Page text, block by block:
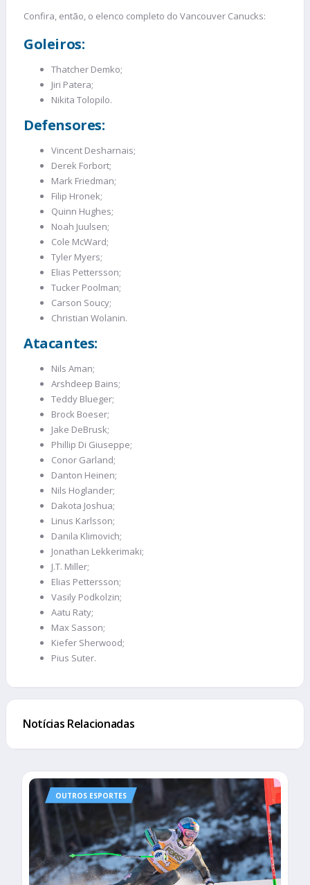
Confira, então, o elenco completo do Vancouver Canucks:
Goleiros:
Thatcher Demko;
Jiri Patera;
Nikita Tolopilo.
Defensores:
Vincent Desharnais;
Derek Forbort;
Mark Friedman;
Filip Hronek;
Quinn Hughes;
Noah Juulsen;
Cole McWard;
Tyler Myers;
Elias Pettersson;
Tucker Poolman;
Carson Soucy;
Christian Wolanin.
Atacantes:
Nils Aman;
Arshdeep Bains;
Teddy Blueger;
Brock Boeser;
Jake DeBrusk;
Phillip Di Giuseppe;
Conor Garland;
Danton Heinen;
Nils Hoglander;
Dakota Joshua;
Linus Karlsson;
Danila Klimovich;
Jonathan Lekkerimaki;
J.T. Miller;
Elias Pettersson;
Vasily Podkolzin;
Aatu Raty;
Max Sasson;
Kiefer Sherwood;
Pius Suter.
Notícias Relacionadas
OUTROS ESPORTES